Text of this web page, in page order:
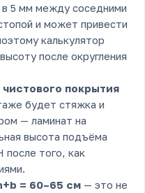
5 мм между соседними
и может привести
калькулятор
после округления
покрытия
будет стяжка и
— ламинат на
высота подъёма
после того, как
= 60–65 см — это не